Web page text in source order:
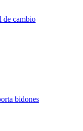
de cambio
bidones